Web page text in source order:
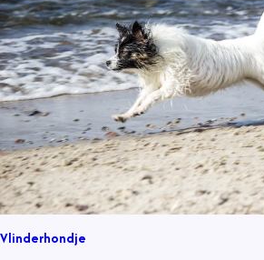
Vlinderhondje